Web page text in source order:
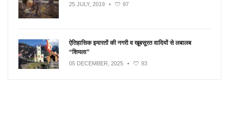
25 JULY, 2019 • 97
ऐतिहासिक इमारतों की नगरी व खूबसूरत वादियों से लबालब
“शिमला”
05 DECEMBER, 2025 • 93